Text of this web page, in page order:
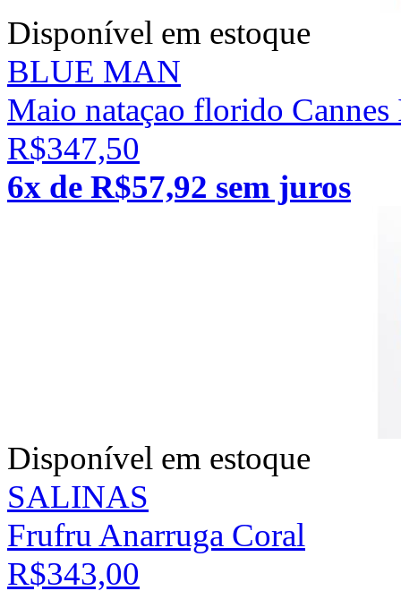
Disponível em estoque
BLUE MAN
Maio nataçao florido Cannes
R$347,50
6x de R$57,92 sem juros
Disponível em estoque
SALINAS
Frufru Anarruga Coral
R$343,00